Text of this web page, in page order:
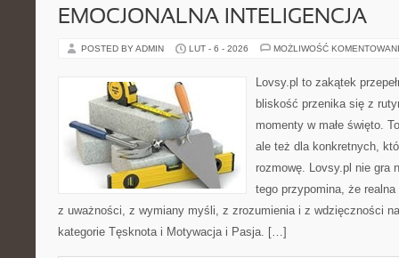
EMOCJONALNA INTELIGENCJA
POSTED BY ADMIN LUT - 6 - 2026 MOŻLIWOŚĆ
Lovsy.pl to zakątek
bliskość przenika się z
momenty w małe święto.
ale też dla konkretnych,
rozmowę. Lovsy.pl nie gra
tego przypomina, że
z uważności, z wymiany myśli, z zrozumienia i z wdzięczności
kategorie Tęsknota i Motywacja i Pasja. […]